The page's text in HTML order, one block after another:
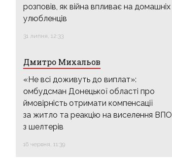
розповів, як війна впливає на домашніх
улюбленців
31 липня, 12:33
Дмитро Михальов
«Не всі доживуть до виплат»:
омбудсман Донецької області про
ймовірність отримати компенсації
за житло та реакцію на виселення ВПО
з шелтерів
16 червня, 11:39